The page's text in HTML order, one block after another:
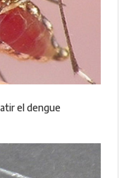
el dengue